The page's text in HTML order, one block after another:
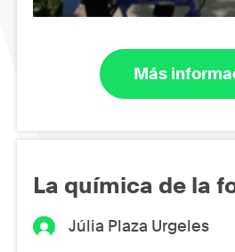
Más
La química de la
Júlia Plaza Urgeles